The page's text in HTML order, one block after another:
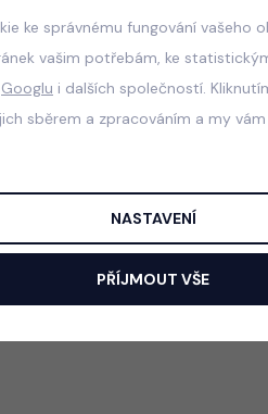
ke správnému fungování vašeho
vašim potřebám, ke
Googlu i dalších společností.
sběrem a zpracováním a my
NASTAVENÍ
PŘÍJMOUT VŠE